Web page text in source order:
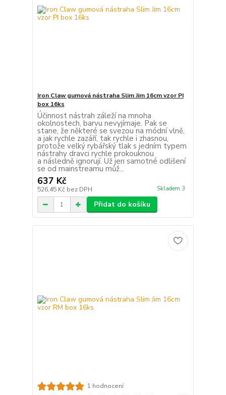
Iron Claw gumová nástraha Slim Jim 16cm vzor PI
box 16ks
Účinnost nástrah záleží na mnoha
okolnostech, barvu nevyjímaje. Pak se
stane, že některé se svezou na módní vlně,
a jak rychle zazáří, tak rychle i zhasnou,
protože velký rybářský tlak s jedním typem
nástrahy dravci rychle prokouknou
a následně ignorují. Už jen samotné odlišení
se od mainstreamu můž...
637 Kč
526,45 Kč bez DPH Skladem 3
Přidat do košíku
1 hodnocení